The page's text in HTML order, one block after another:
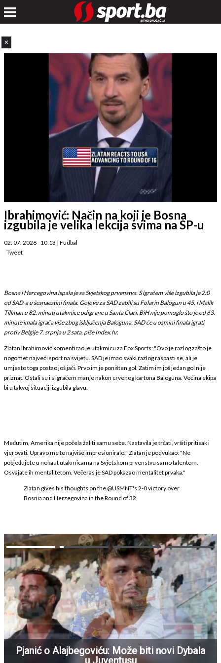
✕
Ibrahimović: Način na koji je Bosna
izgubila je velika lekcija svima na SP-u
02. 07. 2026 - 10:13 | Fudbal
Tweet
Bosna i Hercegovina ispala je sa Svjetskog prvenstva. S igračem više izgubila je 2:0
od SAD-a u šesnaestini finala. Golove za SAD zabili su Folarin Balogun u 45. i Malik
Tillman u 82. minuti utakmice odigrane u Santa Clari. BiH nije pomoglo što je od 63.
minute imala igrača više zbog isključenja Baloguna. SAD će u osmini finala igrati
protiv Belgije 7. srpnja u 2 sata, piše Index.hr.
Zlatan Ibrahimović komentirao je utakmicu za Fox Sports: "Ovo je razlog zašto je
nogomet najveći sport na svijetu. SAD je imao svaki razlog raspasti se, ali je
umjesto toga postao još jači. Prvo im je poništen gol. Zatim im još jedan gol nije
priznat. Ostali su i s igračem manje nakon crvenog kartona Baloguna. Većina ekipa
bi u takvoj situaciji izgubila glavu.
Međutim, Amerika nije počela žaliti samu sebe. Nastavila je trčati, vršiti pritisak i
vjerovati. Upravo me to najviše impresioniralo." Zlatan je podvukao: "Ne
pobjeđujete u nokaut utakmicama na Svjetskom prvenstvu samo talentom.
Osvajate ih mentalitetom. Večeras je SAD pokazao mentalitet prvaka."
Zlatan gives his thoughts on the@USMNT's 2-0 victory over
Bosnia and Herzegovina in the Round of 32
Pjanić o Alajbegoviću: Može biti novi Dybala
u Juventusu